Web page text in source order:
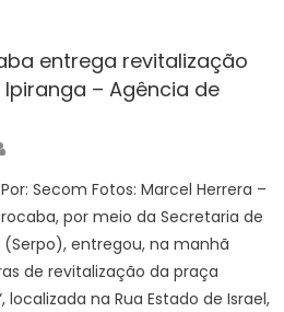
entrega revitalização
– Agência de
Secom Fotos: Marcel Herrera –
por meio da Secretaria de
(Serpo), entregou, na manhã
de revitalização da praça
localizada na Rua Estado de Israel,